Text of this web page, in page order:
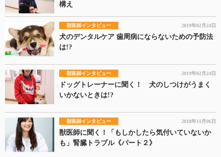
構え
獣医師インタビュー 2019年02月24日
犬のデンタルケア 歯周病にならないための予防法
は!?
獣医師インタビュー 2019年02月24日
ドッグトレーナーに聞く！ 犬のしつけがうまく
いかないときは!?
獣医師インタビュー 2018年11月06日
獣医師に聞く！「もしかしたら気付いていないか
も」腎臓トラブル《パート２》